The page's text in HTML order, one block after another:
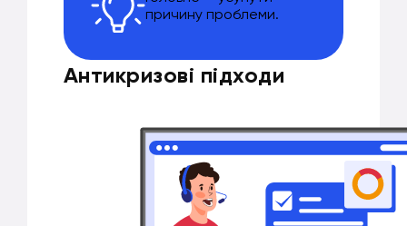
причину проблеми.
Антикризові підходи